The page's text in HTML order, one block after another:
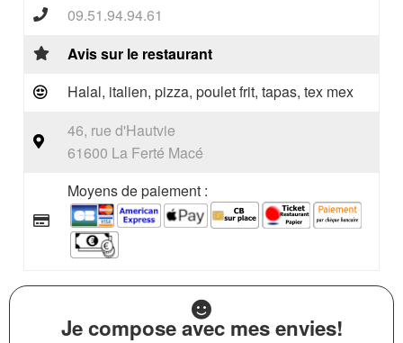
09.51.94.94.61
Avis sur le restaurant
Halal, italien, pizza, poulet frit, tapas, tex mex
46, rue d'Hautvie
61600 La Ferté Macé
Moyens de paiement :
Je compose avec mes envies!